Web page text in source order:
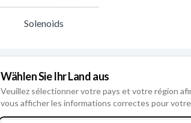
Solenoids
F032133695 -
Numéros de référence
No. trous de fixation2
momentannée500
Wählen Sie Ihr Land aus
Veuillez sélectionner votre pays et votre région
vous afficher les informations correctes pour votre